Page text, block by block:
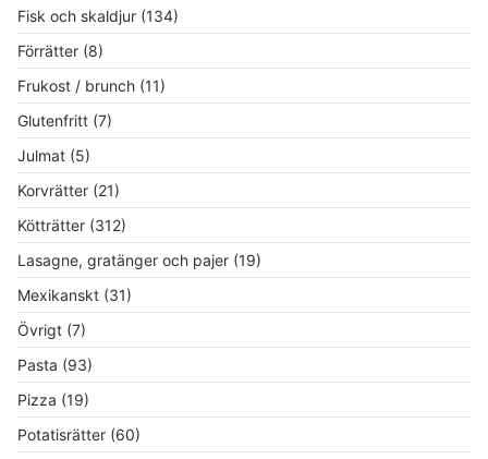
Fisk och skaldjur (134)
Förrätter (8)
Frukost / brunch (11)
Glutenfritt (7)
Julmat (5)
Korvrätter (21)
Kötträtter (312)
Lasagne, gratänger och pajer (19)
Mexikanskt (31)
Övrigt (7)
Pasta (93)
Pizza (19)
Potatisrätter (60)